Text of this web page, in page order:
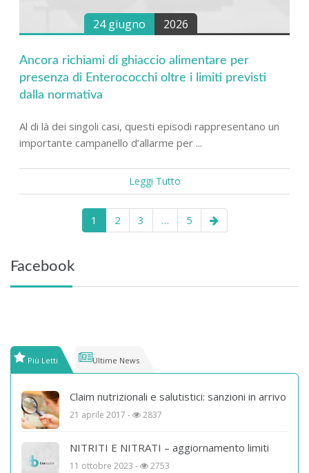
24 giugno 2026
Ancora richiami di ghiaccio alimentare per
presenza di Enterococchi oltre i limiti previsti
dalla normativa
Al di là dei singoli casi, questi episodi rappresentano un
importante campanello d’allarme per ...
Leggi Tutto
1 2 3 … 5
Facebook
Più Letti Ultime News
Claim nutrizionali e salutistici: sanzioni in arrivo
21 aprile 2017 - 2837
NITRITI E NITRATI – aggiornamento limiti
11 ottobre 2023 - 2753